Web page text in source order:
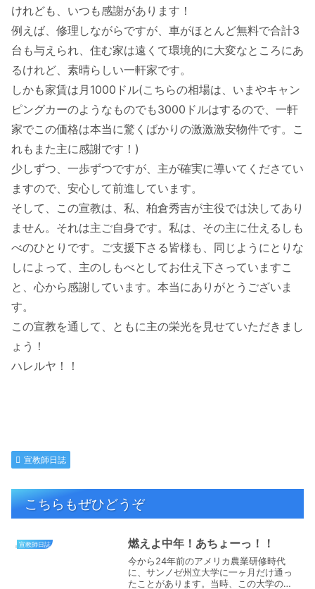
けれども、いつも感謝があります！
例えば、修理しながらですが、車がほとんど無料で合計3
台も与えられ、住む家は遠くて環境的に大変なところにあ
るけれど、素晴らしい一軒家です。
しかも家賃は月1000ドル(こちらの相場は、いまやキャン
ピングカーのようなものでも3000ドルはするので、一軒
家でこの価格は本当に驚くばかりの激激激安物件です。こ
れもまた主に感謝です！)
少しずつ、一歩ずつですが、主が確実に導いてくださてい
ますので、安心して前進しています。
そして、この宣教は、私、柏倉秀吉が主役では決してあり
ません。それは主ご自身です。私は、その主に仕えるしも
べのひとりです。ご支援下さる皆様も、同じようにとりな
しによって、主のしもべとしてお仕え下さっていますこ
と、心から感謝しています。本当にありがとうございま
す。
この宣教を通して、ともに主の栄光を見せていただきまし
ょう！
ハレルヤ！！
宣教師日誌
こちらもぜひどうぞ
宣教師日誌 燃えよ中年！あちょーっ！！
今から24年前のアメリカ農業研修時代
に、サンノゼ州立大学に一ヶ月だけ通っ
たことがあります。当時、この大学の柔